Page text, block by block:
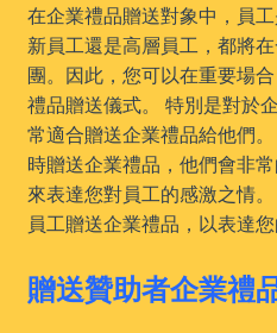
在企業禮品贈送對象中，員
新員工還是高層員工，都將
團。因此，您可以在重要場
禮品贈送儀式。 特別是對於
常適合贈送企業禮品給他們
時贈送企業禮品，他們會非
來表達您對員工的感激之情
員工贈送企業禮品，以表達您
贈送贊助者企業禮